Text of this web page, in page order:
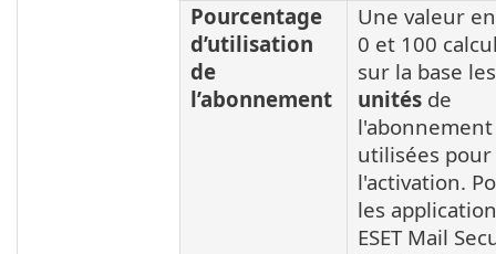
Pourcentage
d’utilisation
de
l’abonnement
Une valeur
0 et 100
sur la base les
unités de
l'abonnement
utilisées pour
l'activation.
les
ESET Mail